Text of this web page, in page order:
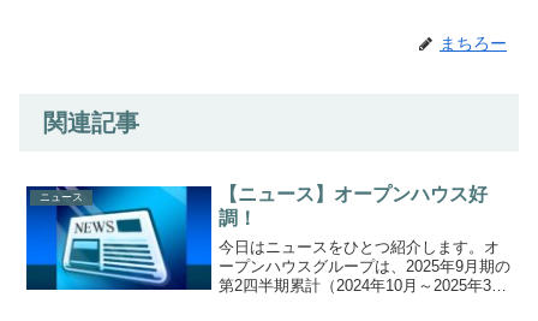
まちろー
関連記事
ニュース
【ニュース】オープンハウス好
調！
今日はニュースをひとつ紹介します。オ
ープンハウスグループは、2025年9月期の
第2四半期累計（2024年10月～2025年3